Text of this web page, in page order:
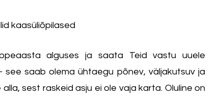
kaasüliõpilased
alguses ja saata Teid vastu uuele
saab olema ühtaegu põnev, väljakutsuv ja
sest raskeid asju ei ole vaja karta. Oluline on